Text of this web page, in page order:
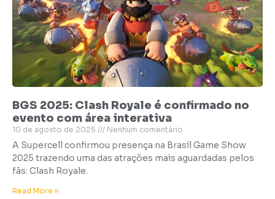
BGS 2025: Clash Royale é confirmado no
evento com área interativa
10 de agosto de 2025 Nenhum comentário
A Supercell confirmou presença na Brasil Game Show
2025 trazendo uma das atrações mais aguardadas pelos
fãs: Clash Royale.
Read More »